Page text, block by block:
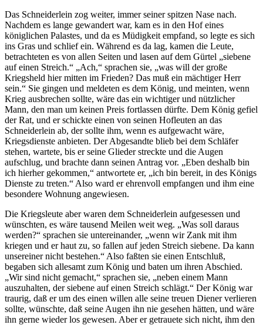
Das Schneiderlein zog weiter, immer seiner spitzen Nase nach.
Nachdem es lange gewandert war, kam es in den Hof eines
königlichen Palastes, und da es Müdigkeit empfand, so legte es sich
ins Gras und schlief ein. Während es da lag, kamen die Leute,
betrachteten es von allen Seiten und lasen auf dem Gürtel „siebene
auf einen Streich.“ „Ach,“ sprachen sie, „was will der große
Kriegsheld hier mitten im Frieden? Das muß ein mächtiger Herr
sein.“ Sie gingen und meldeten es dem König, und meinten, wenn
Krieg ausbrechen sollte, wäre das ein wichtiger und nützlicher
Mann, den man um keinen Preis fortlassen dürfte. Dem König gefiel
der Rat, und er schickte einen von seinen Hofleuten an das
Schneiderlein ab, der sollte ihm, wenn es aufgewacht wäre,
Kriegsdienste anbieten. Der Abgesandte blieb bei dem Schläfer
stehen, wartete, bis er seine Glieder streckte und die Augen
aufschlug, und brachte dann seinen Antrag vor. „Eben deshalb bin
ich hierher gekommen,“ antwortete er, „ich bin bereit, in des Königs
Dienste zu treten.“ Also ward er ehrenvoll empfangen und ihm eine
besondere Wohnung angewiesen.
Die Kriegsleute aber waren dem Schneiderlein aufgesessen und
wünschten, es wäre tausend Meilen weit weg. „Was soll daraus
werden?“ sprachen sie untereinander, „wenn wir Zank mit ihm
kriegen und er haut zu, so fallen auf jeden Streich siebene. Da kann
unsereiner nicht bestehen.“ Also faßten sie einen Entschluß,
begaben sich allesamt zum König und baten um ihren Abschied.
„Wir sind nicht gemacht,“ sprachen sie, „neben einem Mann
auszuhalten, der siebene auf einen Streich schlägt.“ Der König war
traurig, daß er um des einen willen alle seine treuen Diener verlieren
sollte, wünschte, daß seine Augen ihn nie gesehen hätten, und wäre
ihn gerne wieder los gewesen. Aber er getrauete sich nicht, ihm den